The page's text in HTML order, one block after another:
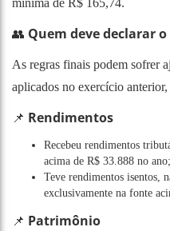
mínima de R$ 165,74.
👥 Quem deve declarar
As regras finais podem sofrer
aplicados no exercício
📌 Rendimentos
Recebeu rendimentos
acima de R$ 33.888 no ano;
Teve rendimentos isentos,
exclusivamente na fonte
📌 Patrimônio